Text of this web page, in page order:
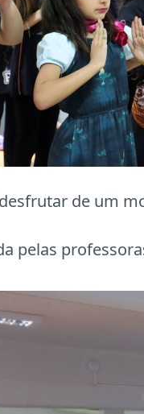
de um
pelas